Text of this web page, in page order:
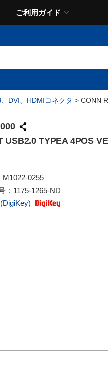
ご利用ガイド
、DVI、HDMIコネクタ > CONN
USB2.0 TYPEA 4POS
M1022-0255
： 1175-1265-ND